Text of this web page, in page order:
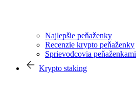
Najlepšie peňaženky
Recenzie krypto peňaženky
Sprievodcovia peňaženkami
Krypto staking